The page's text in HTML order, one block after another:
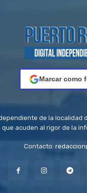
Marcar como
de la
acuden al rigor de la
Contacto: